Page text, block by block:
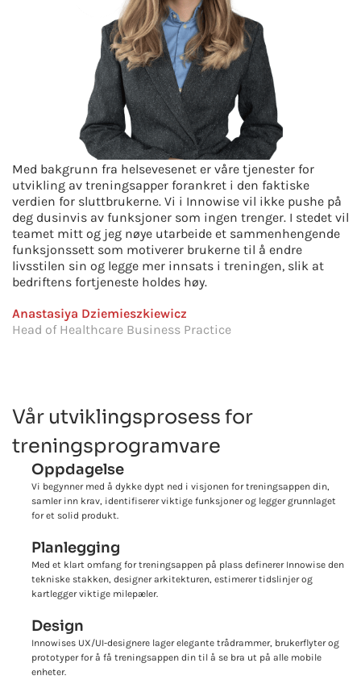
Med bakgrunn fra helsevesenet er våre tjenester for
utvikling av treningsapper forankret i den faktiske
verdien for sluttbrukerne. Vi i Innowise vil ikke pushe på
deg dusinvis av funksjoner som ingen trenger. I stedet vil
teamet mitt og jeg nøye utarbeide et sammenhengende
funksjonssett som motiverer brukerne til å endre
livsstilen sin og legge mer innsats i treningen, slik at
bedriftens fortjeneste holdes høy.
Anastasiya Dziemieszkiewicz
Head of Healthcare Business Practice
Vår utviklingsprosess for
treningsprogramvare
Oppdagelse
Vi begynner med å dykke dypt ned i visjonen for treningsappen din,
samler inn krav, identifiserer viktige funksjoner og legger grunnlaget
for et solid produkt.
Planlegging
Med et klart omfang for treningsappen på plass definerer Innowise den
tekniske stakken, designer arkitekturen, estimerer tidslinjer og
kartlegger viktige milepæler.
Design
Innowises UX/UI-designere lager elegante trådrammer, brukerflyter og
prototyper for å få treningsappen din til å se bra ut på alle mobile
enheter.